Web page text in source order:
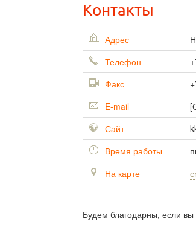
Контакты
Адрес
Телефон
Факс
E-mail
Сайт
Время работы
На карте
Будем благодарны, если